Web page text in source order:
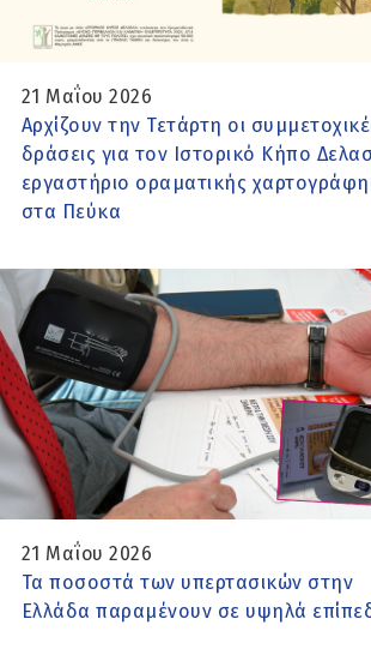
21 Μαΐου 2026
Αρχίζουν την Τετάρτη οι
δράσεις για τον Ιστορικό Κήπο
εργαστήριο οραματικής
στα Πεύκα
21 Μαΐου 2026
Τα ποσοστά των υπερτασικών στην
Ελλάδα παραμένουν σε υψηλά